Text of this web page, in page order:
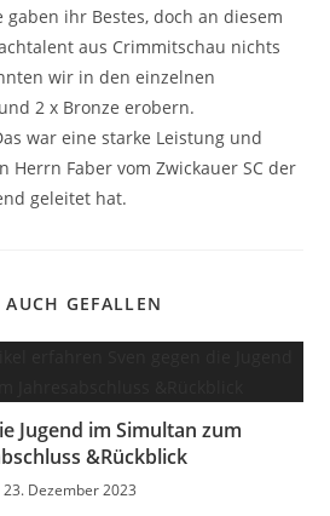
ihr Bestes, doch an diesem
aus Crimmitschau nichts
wir in den einzelnen
2 x Bronze erobern.
war eine starke Leistung und
Herrn Faber vom Zwickauer SC der
geleitet hat.
GEFALLEN
Jugend im Simultan zum
&Rückblick
23. Dezember 2023